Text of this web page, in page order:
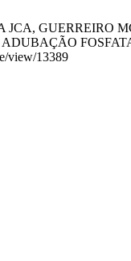
JCA, GUERREIRO
view/13389